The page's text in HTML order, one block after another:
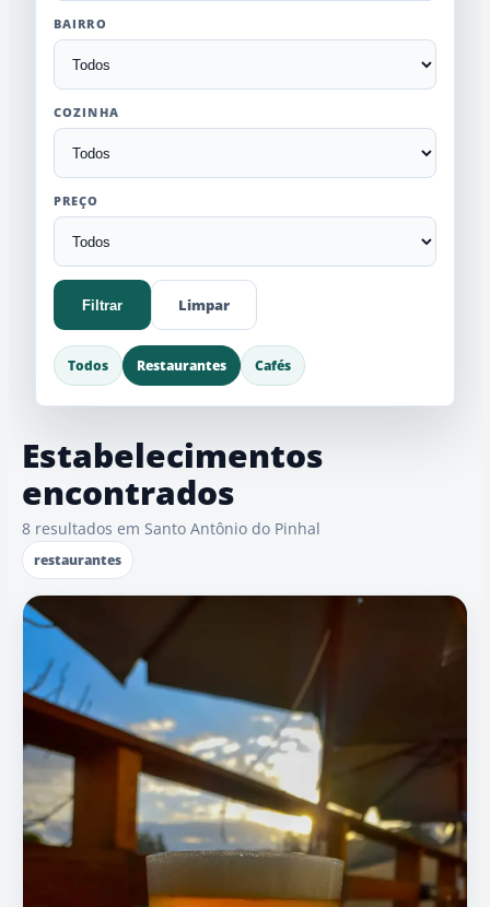
BAIRRO
COZINHA
PREÇO
Filtrar Limpar
Todos Restaurantes Cafés
Estabelecimentos
encontrados
8 resultados em Santo Antônio do Pinhal
restaurantes